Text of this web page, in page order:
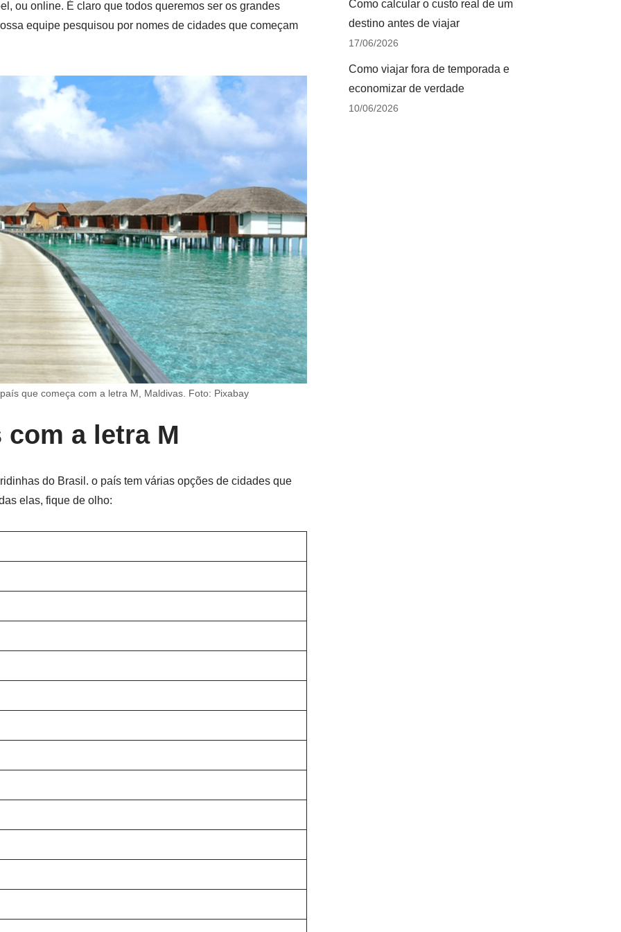
ou online. É claro que todos queremos ser os grandes
equipe pesquisou por nomes de cidades que começam
que começa com a letra M, Maldivas. Foto: Pixabay
a letra M
do Brasil. o país tem várias opções de cidades que
elas, fique de olho:
Como calcular o custo real de um
destino antes de viajar
17/06/2026
Como viajar fora de temporada e
economizar de verdade
10/06/2026